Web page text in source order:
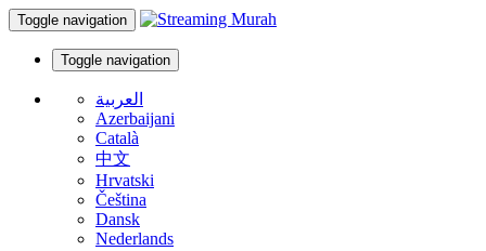
Toggle navigation
Toggle navigation
العربية
Azerbaijani
Català
中文
Hrvatski
Čeština
Dansk
Nederlands